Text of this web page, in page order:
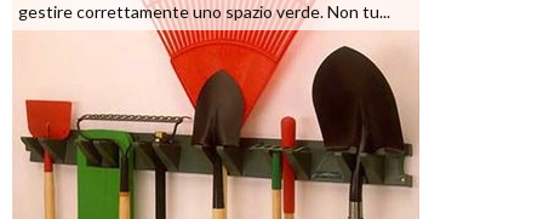
gestire correttamente uno spazio verde. Non tu...